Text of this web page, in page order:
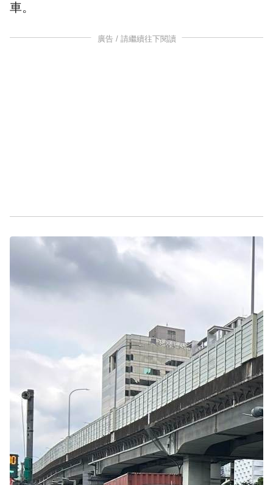
車。
廣告 / 請繼續往下閱讀